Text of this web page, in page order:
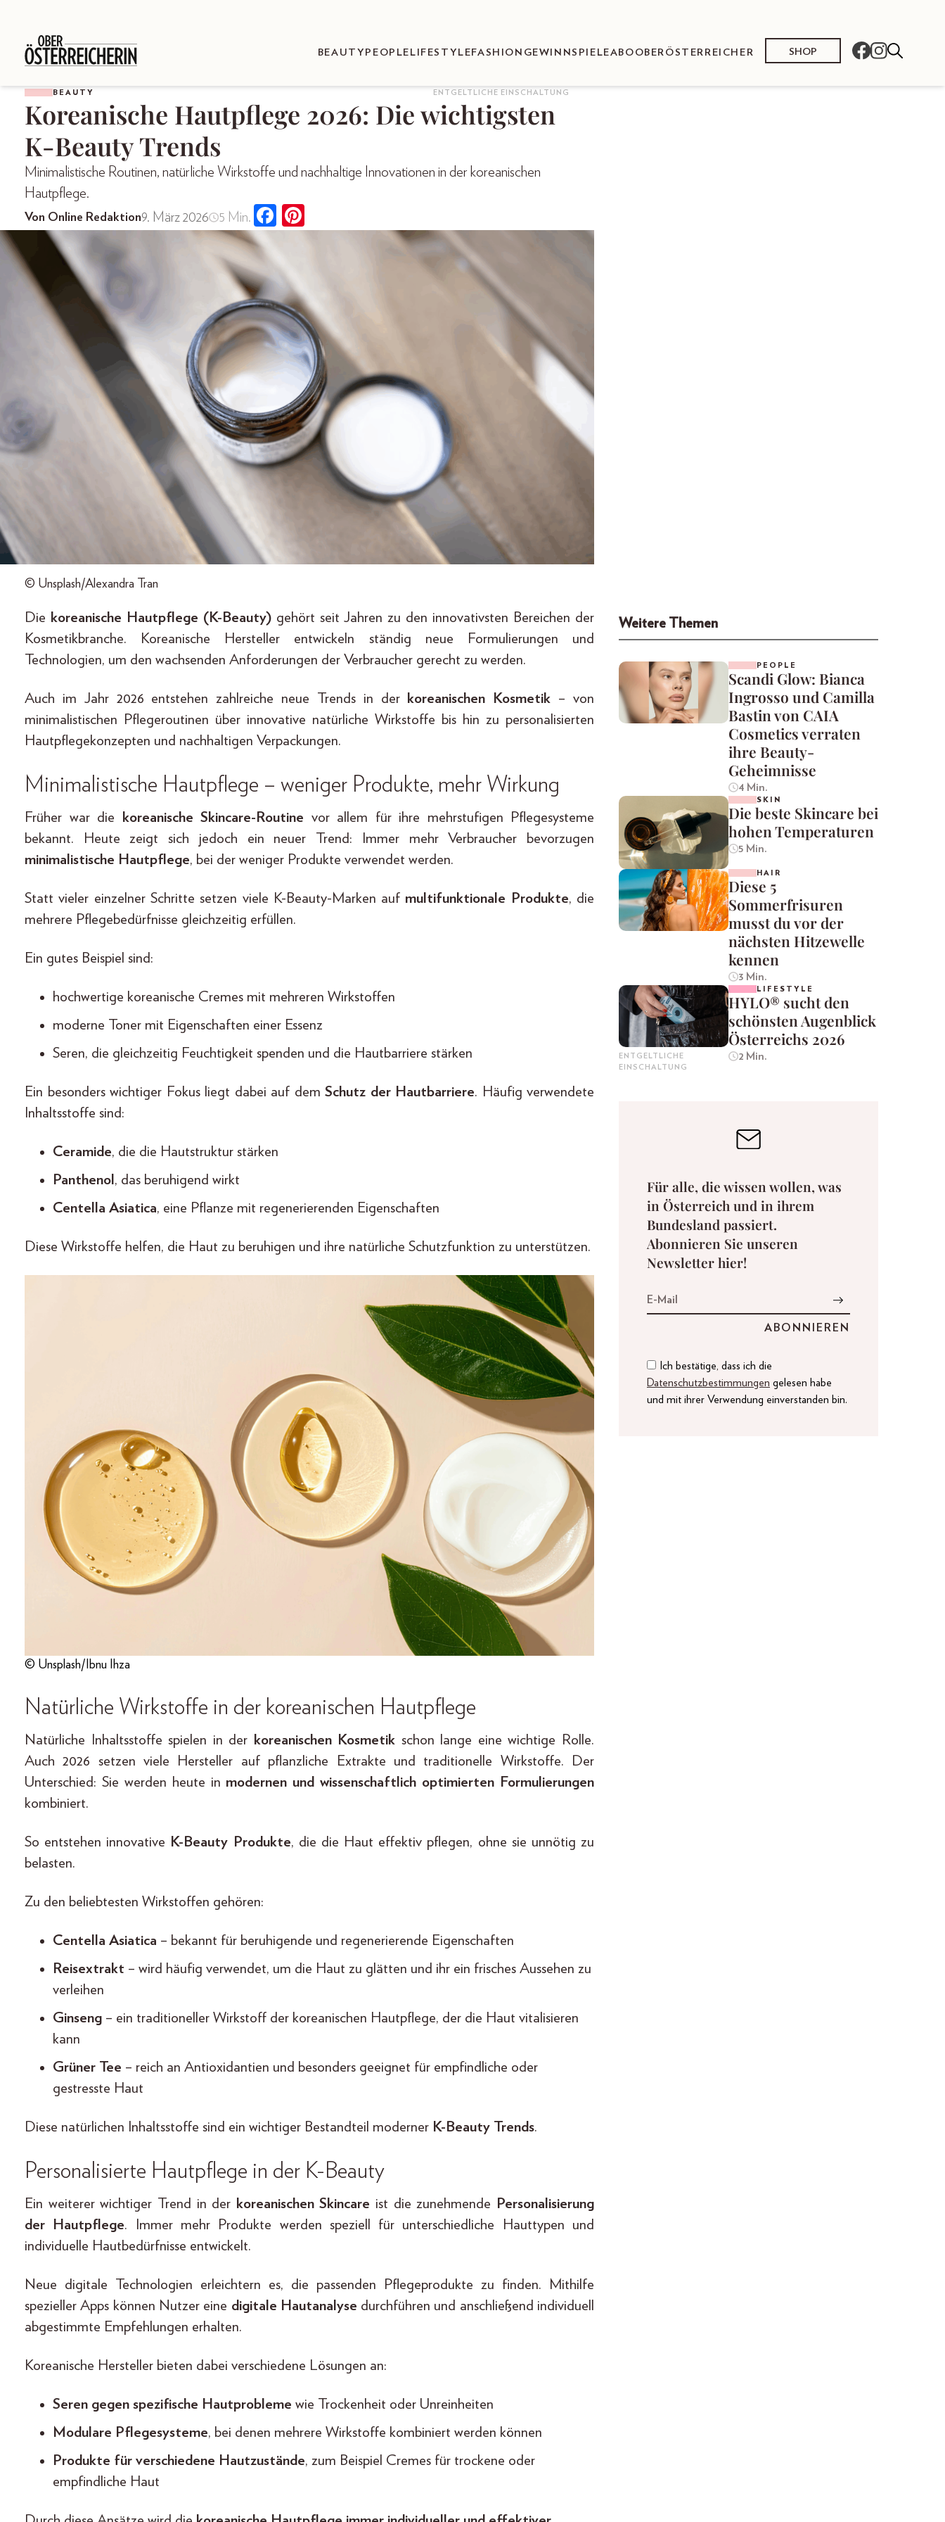
BEAUTY PEOPLE LIFESTYLEFASHION GEWINNSPIELEABO OBERÖSTERREICHER SHOP
BEAUTY ENTGELTLICHE EINSCHALTUNG
Koreanische Hautpflege 2026: Die wichtigsten
K-Beauty Trends
Minimalistische Routinen, natürliche Wirkstoffe und nachhaltige Innovationen in der koreanischen
Hautpflege.
Von Online Redaktion9. März 2026 5 Min.
© Unsplash/Alexandra Tran
Die koreanische Hautpflege (K-Beauty)gehört seit Jahren zu den innovativsten Bereichen der
Kosmetikbranche. Koreanische Hersteller entwickeln ständig neue Formulierungen und
Technologien, um den wachsenden Anforderungen der Verbraucher gerecht zu werden.
Auch im Jahr 2026 entstehen zahlreiche neue Trends in der koreanischen Kosmetik – von
minimalistischen Pflegeroutinen über innovative natürliche Wirkstoffe bis hin zu personalisierten
Hautpflegekonzepten und nachhaltigen Verpackungen.
Minimalistische Hautpflege – weniger Produkte, mehr Wirkung
Früher war die koreanische Skincare-Routine vor allem für ihre mehrstufigen Pflegesysteme
bekannt. Heute zeigt sich jedoch ein neuer Trend: Immer mehr Verbraucher bevorzugen
minimalistische Hautpflege, bei der weniger Produkte verwendet werden.
Statt vieler einzelner Schritte setzen viele K-Beauty-Marken auf multifunktionale Produkte, die
mehrere Pflegebedürfnisse gleichzeitig erfüllen.
Ein gutes Beispiel sind:
hochwertige koreanische Cremes mit mehreren Wirkstoffen
moderne Toner mit Eigenschaften einer Essenz
Seren, die gleichzeitig Feuchtigkeit spenden und die Hautbarriere stärken
Ein besonders wichtiger Fokus liegt dabei auf dem Schutz der Hautbarriere. Häufig verwendete
Inhaltsstoffe sind:
Ceramide, die die Hautstruktur stärken
Panthenol , das beruhigend wirkt
Centella Asiatica, eine Pflanze mit regenerierenden Eigenschaften
Diese Wirkstoffe helfen, die Haut zu beruhigen und ihre natürliche Schutzfunktion zu unterstützen.
© Unsplash/Ibnu Ihza
Natürliche Wirkstoffe in der koreanischen Hautpflege
Natürliche Inhaltsstoffe spielen in der koreanischen Kosmetik schon lange eine wichtige Rolle.
Auch 2026 setzen viele Hersteller auf pflanzliche Extrakte und traditionelle Wirkstoffe. Der
Unterschied: Sie werden heute in modernen und wissenschaftlich optimierten Formulierungen
kombiniert.
So entstehen innovative K-Beauty Produkte, die die Haut effektiv pflegen, ohne sie unnötig zu
belasten.
Zu den beliebtesten Wirkstoffen gehören:
Centella Asiatica – bekannt für beruhigende und regenerierende Eigenschaften
Reisextrakt – wird häufig verwendet, um die Haut zu glätten und ihr ein frisches Aussehen zu
verleihen
Ginseng – ein traditioneller Wirkstoff der koreanischen Hautpflege, der die Haut vitalisieren
kann
Grüner Tee – reich an Antioxidantien und besonders geeignet für empfindliche oder
gestresste Haut
Diese natürlichen Inhaltsstoffe sind ein wichtiger Bestandteil moderner K-Beauty Trends.
Personalisierte Hautpflege in der K-Beauty
Ein weiterer wichtiger Trend in der koreanischen Skincare ist die zunehmende Personalisierung
der Hautpflege. Immer mehr Produkte werden speziell für unterschiedliche Hauttypen und
individuelle Hautbedürfnisse entwickelt.
Neue digitale Technologien erleichtern es, die passenden Pflegeprodukte zu finden. Mithilfe
spezieller Apps können Nutzer eine digitale Hautanalyse durchführen und anschließend individuell
abgestimmte Empfehlungen erhalten.
Koreanische Hersteller bieten dabei verschiedene Lösungen an:
Seren gegen spezifische Hautprobleme wie Trockenheit oder Unreinheiten
Modulare Pflegesysteme, bei denen mehrere Wirkstoffe kombiniert werden können
Produkte für verschiedene Hautzustände, zum Beispiel Cremes für trockene oder
empfindliche Haut
Weitere Themen
PEOPLE
Scandi Glow: Bianca
Ingrosso und Camilla
Bastin von CAIA
Cosmetics verraten
ihre Beauty-
Geheimnisse
4 Min.
SKIN
Die beste Skincare bei
hohen Temperaturen
5 Min.
HAIR
Diese 5
Sommerfrisuren
musst du vor der
nächsten Hitzewelle
kennen
3 Min.
ENTGELTLICHE
EINSCHALTUNG
LIFESTYLE
HYLO® sucht den
schönsten Augenblick
Österreichs 2026
2 Min.
Für alle, die wissen wollen, was
in Österreich und in ihrem
Bundesland passiert.
Abonnieren Sie unseren
Newsletter hier!
Ich bestätige, dass ich die
Datenschutzbestimmungen gelesen habe
und mit ihrer Verwendung einverstanden bin.